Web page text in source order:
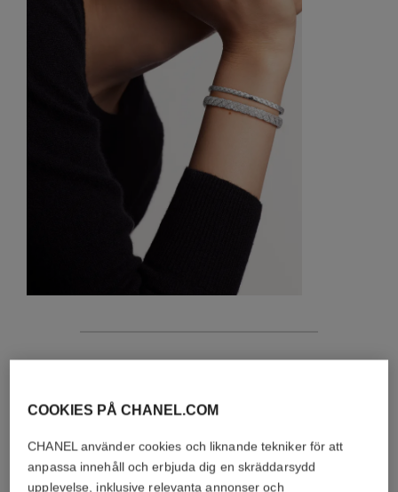
detaljer om objektet
SKÖTSELRÅD
COOKIES PÅ CHANEL.COM
CHANEL använder cookies och liknande tekniker för att
anpassa innehåll och erbjuda dig en skräddarsydd
upplevelse, inklusive relevanta annonser och